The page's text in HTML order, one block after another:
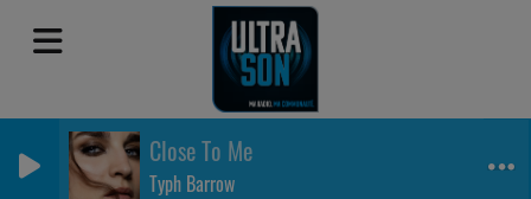
Close To Me
Typh Barrow